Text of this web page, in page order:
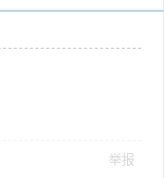
举报